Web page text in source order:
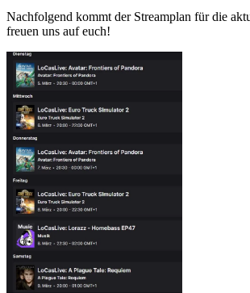
Nachfolgend kommt der Streamplan für die
freuen uns auf euch!